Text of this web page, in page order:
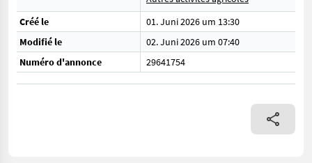
Créé le
01. Juni 2026 um 13:30
Modifié le
02. Juni 2026 um 07:40
Numéro d'annonce
29641754